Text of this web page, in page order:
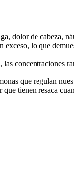
dolor de cabeza,
lo que
concentraciones
que regulan
tienen resaca